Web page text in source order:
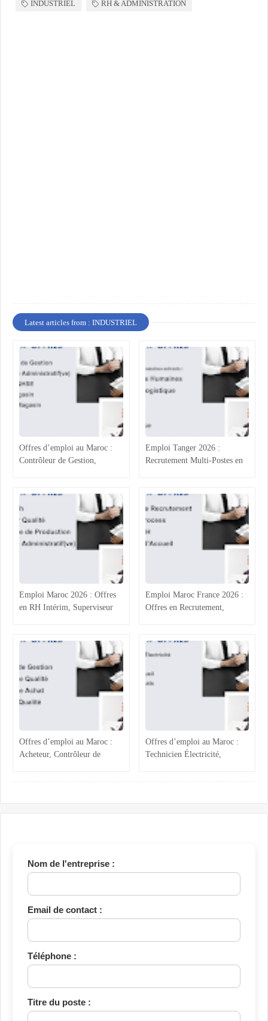
INDUSTRIEL RH & ADMINISTRATION
Latest articles from : INDUSTRIEL
Offres d’emploi au Maroc :
Contrôleur de Gestion,
Emploi Tanger 2026 :
Recrutement Multi-Postes en
Emploi Maroc 2026 : Offres
en RH Intérim, Superviseur
Administratif
Emploi Maroc France 2026 :
Offres en Recrutement,
Offres d’emploi au Maroc :
Acheteur, Contrôleur de
Offres d’emploi au Maroc :
Technicien Électricité,
Nom de l'entreprise :
Email de contact :
Téléphone :
Titre du poste :